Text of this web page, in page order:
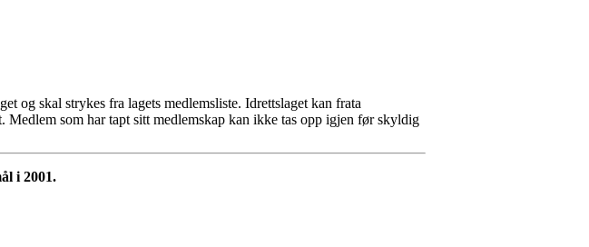
og skal strykes fra lagets medlemsliste. Idrettslaget kan frata
Medlem som har tapt sitt medlemskap kan ikke tas opp igjen før skyldig
i 2001.